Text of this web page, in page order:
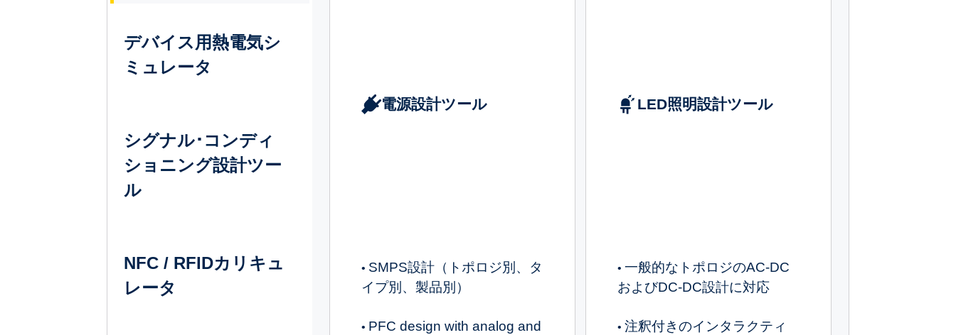
デバイス用熱電気シ
ミュレータ
シグナル･コンディ
ショニング設計ツー
ル
NFC / RFIDカリキュ
レータ
電源設計ツール
• SMPS設計（トポロジ別、タ
イプ別、製品別）
• PFC design with analog and
LED照明設計ツール
•一般的なトポロジのAC-DC
およびDC-DC設計に対応
•注釈付きのインタラクティ